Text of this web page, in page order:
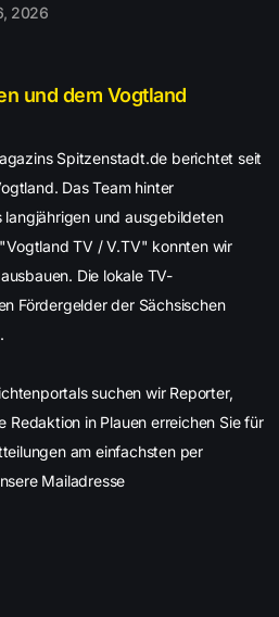
2026
und dem Vogtland
Spitzenstadt.de berichtet seit
Das Team hinter
und ausgebildeten
TV / V.TV" konnten wir
Die lokale TV-
Fördergelder der Sächsischen
suchen wir Reporter,
Redaktion in Plauen erreichen Sie für
am einfachsten per
Mailadresse